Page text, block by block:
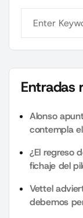
Entradas
Alonso
contempla
¿El regreso
fichaje del
Vettel
debemos